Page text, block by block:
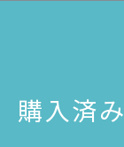
購入済